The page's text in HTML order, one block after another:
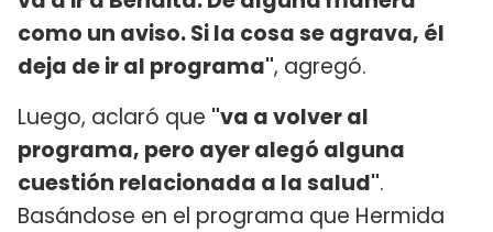
como un aviso. Si la cosa se agrava, él
deja de ir al programa", agregó.
Luego, aclaró que "va a volver al
programa, pero ayer alegó alguna
cuestión relacionada a la salud".
Basándose en el programa que Hermida